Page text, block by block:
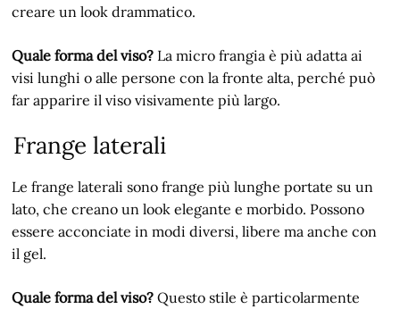
creare un look drammatico.
Quale forma del viso? La micro frangia è più adatta ai
visi lunghi o alle persone con la fronte alta, perché può
far apparire il viso visivamente più largo.
Frange laterali
Le frange laterali sono frange più lunghe portate su un
lato, che creano un look elegante e morbido. Possono
essere acconciate in modi diversi, libere ma anche con
il gel.
Quale forma del viso? Questo stile è particolarmente